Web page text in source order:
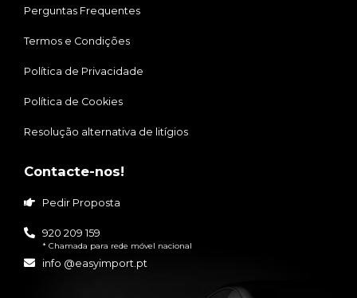
Perguntas Frequentes
Termos e Condições
Política de Privacidade
Política de Cookies
Resolução alternativa de litígios
Contacte-nos!
Pedir Proposta
920 209 159
* Chamada para rede móvel nacional
info @easyimport.pt